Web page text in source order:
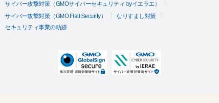
サイバー攻撃対策（GMOサイバーセキュリティ byイエラエ）
サイバー攻撃対策（GMO Flatt Security）
なりすまし対策
セキュリティ事業の軌跡